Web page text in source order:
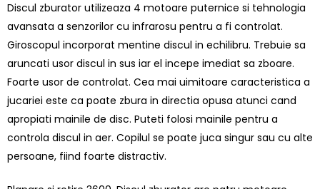
Discul zburator utilizeaza 4 motoare puternice si tehnologia
avansata a senzorilor cu infrarosu pentru a fi controlat.
Giroscopul incorporat mentine discul in echilibru. Trebuie sa
aruncati usor discul in sus iar el incepe imediat sa zboare.
Foarte usor de controlat. Cea mai uimitoare caracteristica a
jucariei este ca poate zbura in directia opusa atunci cand
apropiati mainile de disc. Puteti folosi mainile pentru a
controla discul in aer. Copilul se poate juca singur sau cu alte
persoane, fiind foarte distractiv.